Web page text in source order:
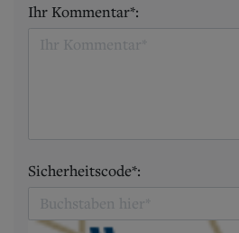
Ihr Kommentar*:
Sicherheitscode*: